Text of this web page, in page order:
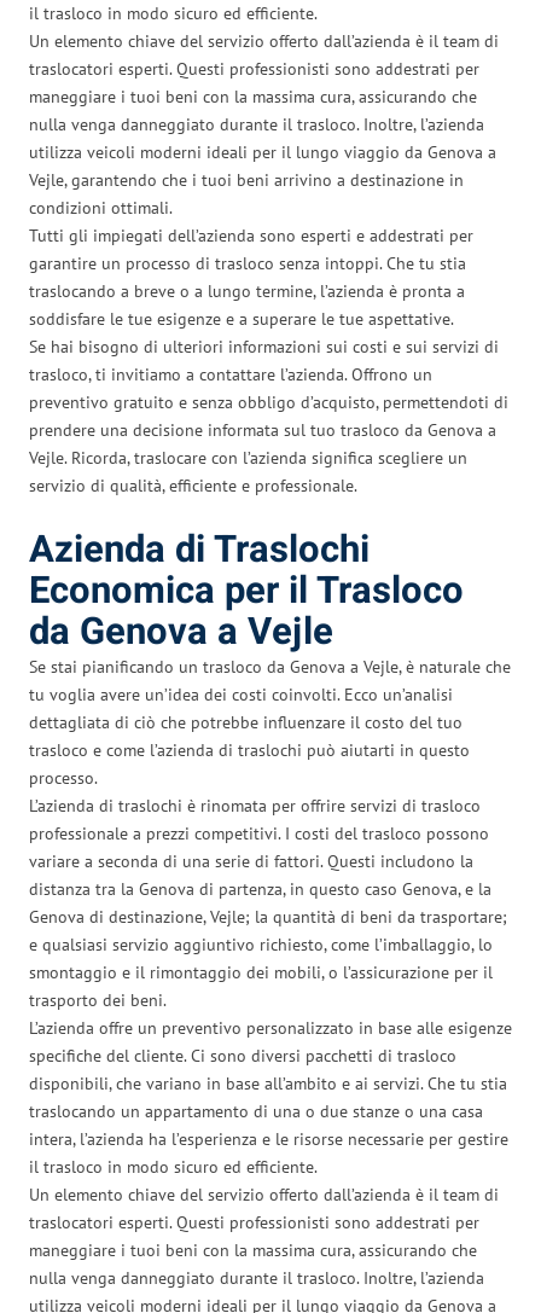
il trasloco in modo sicuro ed efficiente.
Un elemento chiave del servizio offerto dall’azienda è il team di
traslocatori esperti. Questi professionisti sono addestrati per
maneggiare i tuoi beni con la massima cura, assicurando che
nulla venga danneggiato durante il trasloco. Inoltre, l’azienda
utilizza veicoli moderni ideali per il lungo viaggio da Genova a
Vejle, garantendo che i tuoi beni arrivino a destinazione in
condizioni ottimali.
Tutti gli impiegati dell’azienda sono esperti e addestrati per
garantire un processo di trasloco senza intoppi. Che tu stia
traslocando a breve o a lungo termine, l’azienda è pronta a
soddisfare le tue esigenze e a superare le tue aspettative.
Se hai bisogno di ulteriori informazioni sui costi e sui servizi di
trasloco, ti invitiamo a contattare l’azienda. Offrono un
preventivo gratuito e senza obbligo d’acquisto, permettendoti di
prendere una decisione informata sul tuo trasloco da Genova a
Vejle. Ricorda, traslocare con l’azienda significa scegliere un
servizio di qualità, efficiente e professionale.
Azienda di Traslochi
Economica per il Trasloco
da Genova a Vejle
Se stai pianificando un trasloco da Genova a Vejle, è naturale che
tu voglia avere un’idea dei costi coinvolti. Ecco un’analisi
dettagliata di ciò che potrebbe influenzare il costo del tuo
trasloco e come l’azienda di traslochi può aiutarti in questo
processo.
L’azienda di traslochi è rinomata per offrire servizi di trasloco
professionale a prezzi competitivi. I costi del trasloco possono
variare a seconda di una serie di fattori. Questi includono la
distanza tra la Genova di partenza, in questo caso Genova, e la
Genova di destinazione, Vejle; la quantità di beni da trasportare;
e qualsiasi servizio aggiuntivo richiesto, come l’imballaggio, lo
smontaggio e il rimontaggio dei mobili, o l’assicurazione per il
trasporto dei beni.
L’azienda offre un preventivo personalizzato in base alle esigenze
specifiche del cliente. Ci sono diversi pacchetti di trasloco
disponibili, che variano in base all’ambito e ai servizi. Che tu stia
traslocando un appartamento di una o due stanze o una casa
intera, l’azienda ha l’esperienza e le risorse necessarie per gestire
il trasloco in modo sicuro ed efficiente.
Un elemento chiave del servizio offerto dall’azienda è il team di
traslocatori esperti. Questi professionisti sono addestrati per
maneggiare i tuoi beni con la massima cura, assicurando che
nulla venga danneggiato durante il trasloco. Inoltre, l’azienda
utilizza veicoli moderni ideali per il lungo viaggio da Genova a